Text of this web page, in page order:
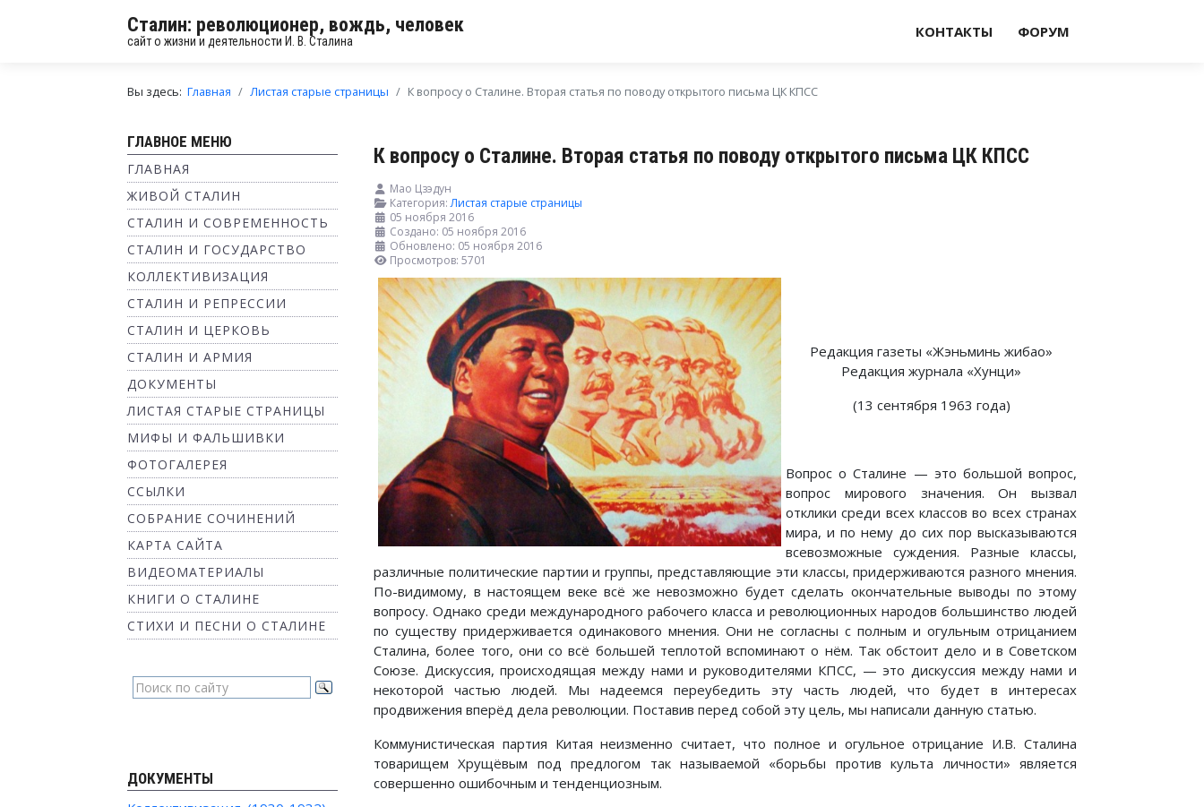
Сталин: революционер, вождь, человек
сайт о жизни и деятельности И. В. Сталина
КОНТАКТЫ ФОРУМ
Вы здесь: Главная Листая старые страницы К вопросу о Сталине. Вторая статья по поводу открытого письма ЦК КПСС
ГЛАВНОЕ МЕНЮ
ГЛАВНАЯ
ЖИВОЙ СТАЛИН
СТАЛИН И СОВРЕМЕННОСТЬ
СТАЛИН И ГОСУДАРСТВО
КОЛЛЕКТИВИЗАЦИЯ
СТАЛИН И РЕПРЕССИИ
СТАЛИН И ЦЕРКОВЬ
СТАЛИН И АРМИЯ
ДОКУМЕНТЫ
ЛИСТАЯ СТАРЫЕ СТРАНИЦЫ
МИФЫ И ФАЛЬШИВКИ
ФОТОГАЛЕРЕЯ
ССЫЛКИ
СОБРАНИЕ СОЧИНЕНИЙ
КАРТА САЙТА
ВИДЕОМАТЕРИАЛЫ
КНИГИ О СТАЛИНЕ
СТИХИ И ПЕСНИ О СТАЛИНЕ
ДОКУМЕНТЫ
К вопросу о Сталине. Вторая статья по поводу открытого письма ЦК КПСС
Мао Цзэдун
Категория:Листая старые страницы
05 ноября 2016
Создано: 05 ноября 2016
Обновлено: 05 ноября 2016
Просмотров: 5701
Редакция газеты «Жэньминь жибао»
Редакция журнала «Хунци»
(13 сентября 1963 года)
Вопрос о Сталине — это большой вопрос,
вопрос мирового значения. Он вызвал
отклики среди всех классов во всех странах
мира, и по нему до сих пор высказываются
всевозможные суждения. Разные классы,
различные политические партии и группы, представляющие эти классы, придерживаются разного мнения.
По-видимому, в настоящем веке всё же невозможно будет сделать окончательные выводы по этому
вопросу. Однако среди международного рабочего класса и революционных народов большинство людей
по существу придерживается одинакового мнения. Они не согласны с полным и огульным отрицанием
Сталина, более того, они со всё большей теплотой вспоминают о нём. Так обстоит дело и в Советском
Союзе. Дискуссия, происходящая между нами и руководителями КПСС, — это дискуссия между нами и
некоторой частью людей. Мы надеемся переубедить эту часть людей, что будет в интересах
продвижения вперёд дела революции. Поставив перед собой эту цель, мы написали данную статью.
Коммунистическая партия Китая неизменно считает, что полное и огульное отрицание И.В. Сталина
товарищем Хрущёвым под предлогом так называемой «борьбы против культа личности» является
совершенно ошибочным и тенденциозным.